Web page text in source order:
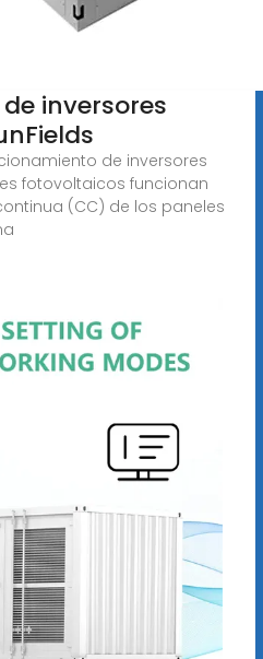
inversores
de inversores
fotovoltaicos funcionan
(CC) de los paneles